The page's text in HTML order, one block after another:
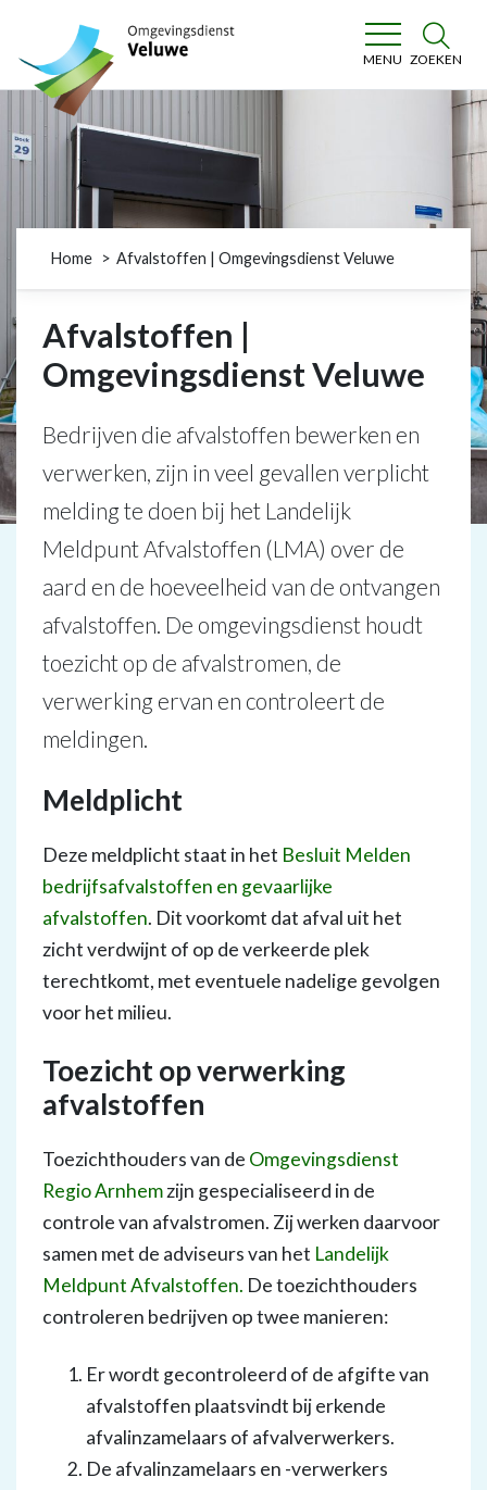
Omgevingsdienst Veluwe
MENU ZOEKEN
Home Afvalstoffen | Omgevingsdienst Veluwe
Afvalstoffen |
Omgevingsdienst Veluwe
Bedrijven die afvalstoffen bewerken en
verwerken, zijn in veel gevallen verplicht
melding te doen bij het Landelijk
Meldpunt Afvalstoffen (LMA) over de
aard en de hoeveelheid van de ontvangen
afvalstoffen. De omgevingsdienst houdt
toezicht op de afvalstromen, de
verwerking ervan en controleert de
meldingen.
Meldplicht
Deze meldplicht staat in het Besluit Melden
bedrijfsafvalstoffen en gevaarlijke
afvalstoffen. Dit voorkomt dat afval uit het
zicht verdwijnt of op de verkeerde plek
terechtkomt, met eventuele nadelige gevolgen
voor het milieu.
Toezicht op verwerking
afvalstoffen
Toezichthouders van de Omgevingsdienst
Regio Arnhemzijn gespecialiseerd in de
controle van afvalstromen. Zij werken daarvoor
samen met de adviseurs van het Landelijk
Meldpunt Afvalstoffen. De toezichthouders
controleren bedrijven op twee manieren:
Er wordt gecontroleerd of de afgifte van
afvalstoffen plaatsvindt bij erkende
afvalinzamelaars of afvalverwerkers.
De afvalinzamelaars en -verwerkers